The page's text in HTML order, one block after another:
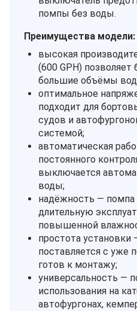
помпы без воды.
Преимущества модели:
высокая
(600 GPH)
большие объёмы
оптимальное
подходит для
судов и
системой;
автоматическая
постоянного
выключается
воды;
надёжность — помпа
длительную
повышенной
простота установки
поставляется с уже
готов к монтажу;
универсальность —
использования на
автофургонах,